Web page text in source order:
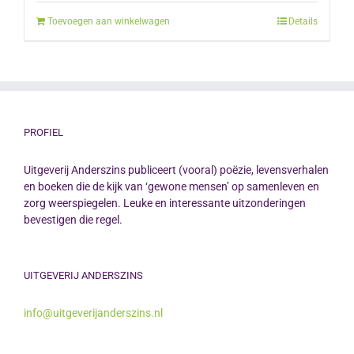
was:
€12.50.
is:
€10.00.
Toevoegen aan winkelwagen Details
PROFIEL
Uitgeverij Anderszins publiceert (vooral) poëzie, levensverhalen
en boeken die de kijk van ‘gewone mensen’ op samenleven en
zorg weerspiegelen. Leuke en interessante uitzonderingen
bevestigen die regel.
UITGEVERIJ ANDERSZINS
info@uitgeverijanderszins.nl